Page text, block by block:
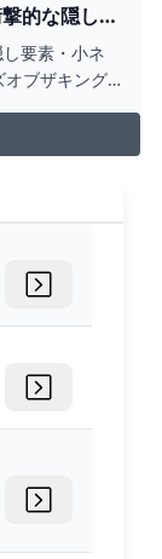
的な隠し要
ーズオブザ
-
要素・小ネ
オブザキング